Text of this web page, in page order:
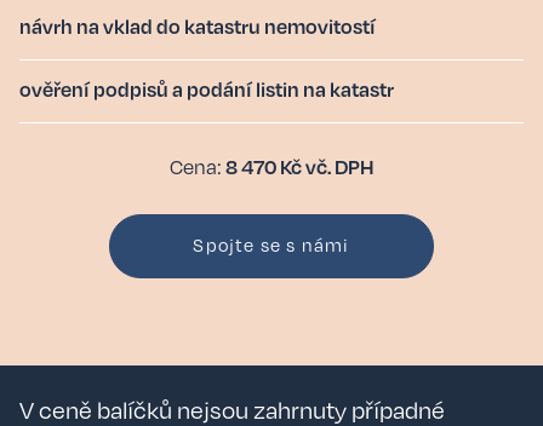
návrh na vklad do katastru nemovitostí
ověření podpisů a podání listin na katastr
Cena: 8 470 Kč vč. DPH
Spojte se s námi
V ceně balíčků nejsou zahrnuty případné